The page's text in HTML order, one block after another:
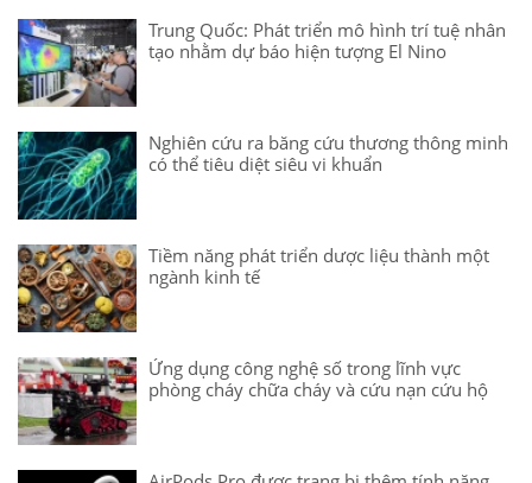
Trung Quốc: Phát triển mô hình trí tuệ nhân
tạo nhằm dự báo hiện tượng El Nino
Nghiên cứu ra băng cứu thương thông minh
có thể tiêu diệt siêu vi khuẩn
Tiềm năng phát triển dược liệu thành một
ngành kinh tế
Ứng dụng công nghệ số trong lĩnh vực
phòng cháy chữa cháy và cứu nạn cứu hộ